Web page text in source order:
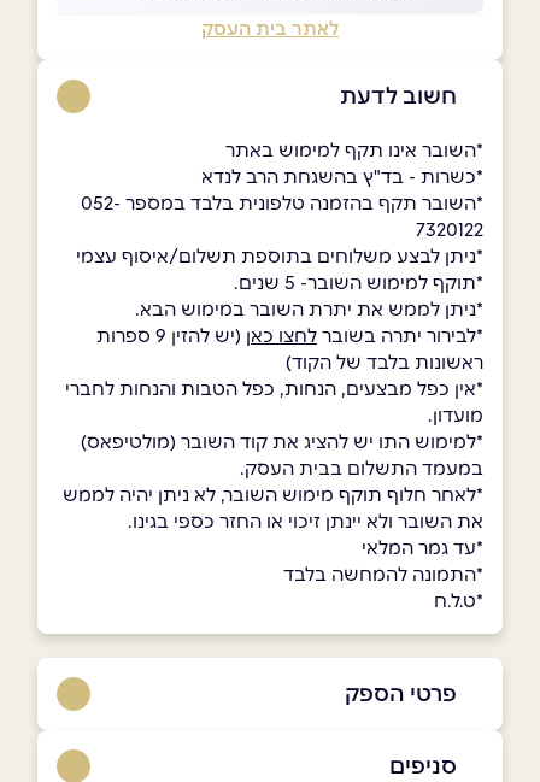
לאתר בית העסק
חשוב לדעת
*השובר אינו תקף למימוש באתר
*כשרות - בד"ץ בהשגחת הרב לנדא
*השובר תקף בהזמנה טלפונית בלבד במספר 052-
7320122
*ניתן לבצע משלוחים בתוספת תשלום/איסוף עצמי
*תוקף למימוש השובר- 5 שנים.
*ניתן לממש את יתרת השובר במימוש הבא.
*לבירור יתרה בשובר לחצו כאן
(יש להזין 9 ספרות
ראשונות בלבד של הקוד)
*אין כפל מבצעים, הנחות, כפל הטבות והנחות לחברי
מועדון.
*למימוש התו יש להציג את קוד השובר (מולטיפאס)
במעמד התשלום בבית העסק.
*לאחר חלוף תוקף מימוש השובר, לא ניתן יהיה לממש
את השובר ולא יינתן זיכוי או החזר כספי בגינו.
*עד גמר המלאי
*התמונה להמחשה בלבד
*ט.ל.ח
פרטי הספק
סניפים